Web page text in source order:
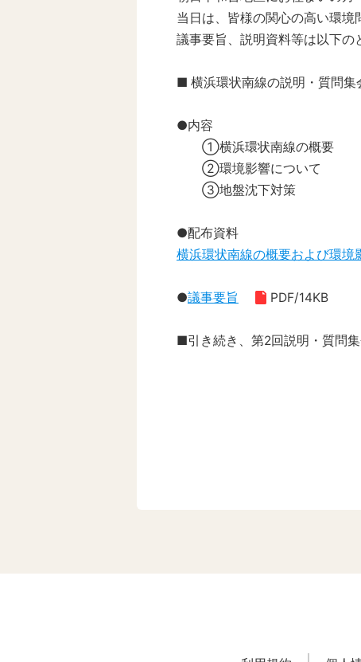
当日は、皆様の関心の高い環境
議事要旨、説明資料等は以下の
■ 横浜環状南線の説明・質問
●内容
①横浜環状南線の概要
②環境影響について
③地盤沈下対策
●配布資料
横浜環状南線の概要および環境
●議事要旨 PDF/14KB
■引き続き、第2回説明・質問